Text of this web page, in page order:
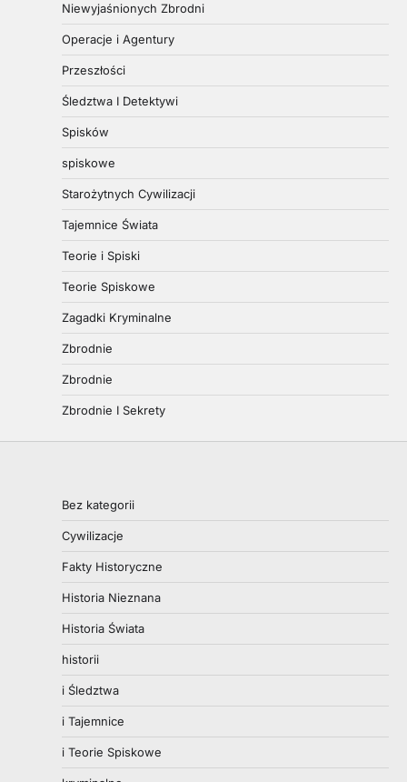
Niewyjaśnionych Zbrodni
Operacje i Agentury
Przeszłości
Śledztwa I Detektywi
Spisków
spiskowe
Starożytnych Cywilizacji
Tajemnice Świata
Teorie i Spiski
Teorie Spiskowe
Zagadki Kryminalne
Zbrodnie
Zbrodnie
Zbrodnie I Sekrety
Bez kategorii
Cywilizacje
Fakty Historyczne
Historia Nieznana
Historia Świata
historii
i Śledztwa
i Tajemnice
i Teorie Spiskowe